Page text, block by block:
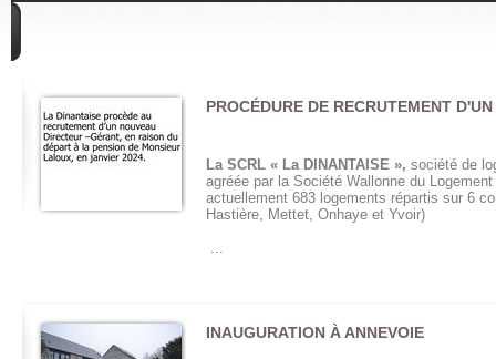
PROCÉDURE DE RECRUTEMENT
La SCRL « La DINANTAISE », société de
agréée par la Société Wallonne du
actuellement 683 logements répartis sur 6
Hastière, Mettet, Onhaye et Yvoir)
...
INAUGURATION À ANNEVOIE